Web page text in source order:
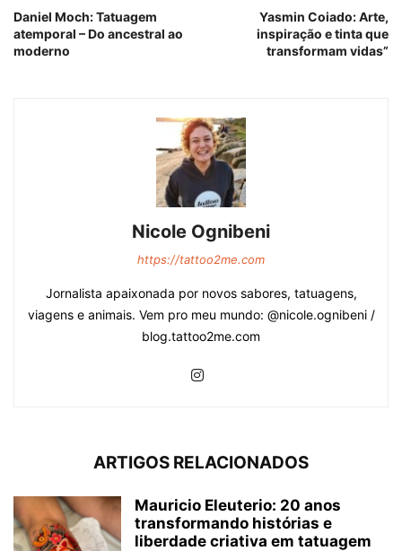
Daniel Moch: Tatuagem
atemporal – Do ancestral ao
moderno
Yasmin Coiado: Arte,
inspiração e tinta que
transformam vidas”
Nicole Ognibeni
https://tattoo2me.com
Jornalista apaixonada por novos sabores, tatuagens,
viagens e animais. Vem pro meu mundo: @nicole.ognibeni /
blog.tattoo2me.com
ARTIGOS RELACIONADOS
Mauricio Eleuterio: 20 anos
transformando histórias e
liberdade criativa em tatuagem